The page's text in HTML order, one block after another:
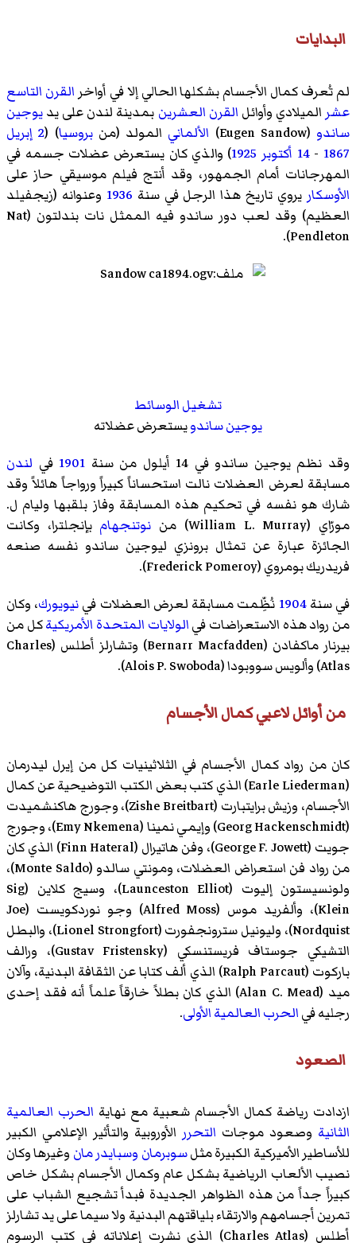
البدايات
لم تُعرف كمال الأجسام بشكلها الحالي إلا في أواخر القرن التاسع
عشر الميلادي وأوائل القرن العشرين بمدينة لندن على يديوجين
ساندو (Eugen Sandow) الألماني المولد (منبروسيا) (2 إبريل
1867
-14 أكتوبر 1925) والذي كان يستعرض عضلات جسمه في
المهرجانات أمام الجمهور، وقد أنتج فيلم موسيقي حاز على
الأوسكار يروي تاريخ هذا الرجل في سنة 1936 وعنوانه (زيجفيلد
العظيم) وقد لعب دور ساندو فيه الممثل نات بندلتون (Nat
Pendleton).
تشغيل الوسائط
يوجين ساندويستعرض عضلاته
وقد نظم يوجين ساندو في 14 أيلول من سنة
1901 في لندن
مسابقة لعرض العضلات نالت استحساناً كبيراً ورواجاً هائلاً وقد
شارك هو نفسه في تحكيم هذه المسابقة وفاز بلقبها وليام ل.
مورّاي (William L. Murray) من
نوتنجهام بإنجلترا، وكانت
الجائزة عبارة عن تمثال برونزي ليوجين ساندو نفسه صنعه
فريدريك بومروي (Frederick Pomeroy).
في سنة1904 نُظِّمت مسابقة لعرض العضلات فينيويورك، وكان
من رواد هذه الاستعراضات فيالولايات المتحدة الأمريكيةكل من
بيرنار ماكفادن (Bernarr Macfadden) وتشارلز أطلس (Charles
Atlas) وألويس سووبودا(Alois P. Swoboda).
من أوائل لاعبي كمال الأجسام
كان من رواد كمال الأجسام في الثلاثينيات كل من إيرل ليدرمان
(Earle Liederman) الذي كتب بعض الكتب التوضيحية عن كمال
الأجسام، وزيش برايتبارت (Zishe Breitbart)،
وجورج هاكنشميدت
(Georg Hackenschmidt)
وإيمي نمينا(Emy Nkemena)،
وجورج
جويت (George F. Jowett)، وفن هاتيرال
(Finn Hateral) الذي كان
من رواد فن استعراض العضلات، ومونتي سالدو (Monte Saldo)،
ولونسيستون إليوت (Launceston Elliot)، وسيج كلاين
(Sig
Klein)،
وألفريد موس (Alfred Moss) وجو نوردكويست (Joe
Nordquist)، وليونيل سترونجفورت
(Lionel Strongfort)، والبطل
التشيكي جوستاف فريستنسكي (Gustav Fristensky)،
ورالف
باركوت (Ralph Parcaut) الذي ألف كتابا عن الثقافة البدنية،
وآلان
ميد
(Alan C. Mead) الذي كان بطلاً خارقاً علماً أنه فقد إحدى
رجليه فيالحرب العالمية الأولى.
الصعود
ازدادت رياضة كمال الأجسام شعبية مع نهاية الحرب العالمية
الثانية وصعود موجات التحرر الأوروبية والتأثير الإعلامي الكبير
للأساطير الأميركية الكبيرة مثلسوبرمان وسبايدر مان وغيرها وكان
نصيب الألعاب الرياضية بشكل عام وكمال الأجسام بشكل خاص
كبيراً جداً من هذه الظواهر الجديدة فبدأ تشجيع الشباب على
تمرين أجسامهم والارتقاء بلياقتهم البدنية ولا سيما على يدتشارلز
أطلس (Charles Atlas) الذي نشرت إعلاناته في كتب الرسوم